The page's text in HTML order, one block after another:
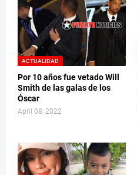
ACTUALIDAD
Por 10 años fue vetado Will
Smith de las galas de los
Óscar
April 08, 2022